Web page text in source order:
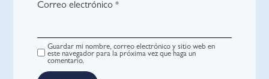
Correo electrónico*
Guardar mi nombre, correo electrónico y sitio web en
este navegador para la próxima vez que haga un
comentario.